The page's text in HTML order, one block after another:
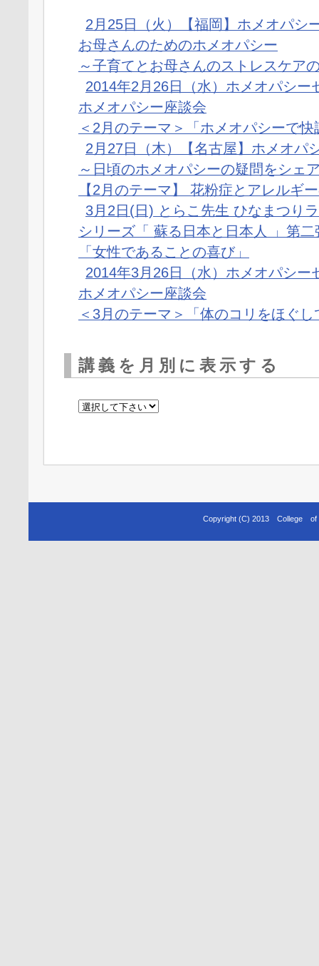
2月25日（火）【福岡】ホメオパシ
お母さんのためのホメオパシー
～子育てとお母さんのストレスケア
2014年2月26日（水）ホメオパシー
ホメオパシー座談会
＜2月のテーマ＞「ホメオパシーで快
2月27日（木）【名古屋】ホメオパ
～日頃のホメオパシーの疑問をシェ
【2月のテーマ】 花粉症とアレルギ
3月2日(日) とらこ先生 ひなまつり
シリーズ「 蘇る日本と日本人 」第二
「女性であることの喜び」
2014年3月26日（水）ホメオパシー
ホメオパシー座談会
＜3月のテーマ＞「体のコリをほぐ
講義を月別に表示する
Copyright (C) 2013 College